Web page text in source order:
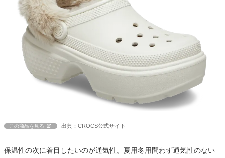
この商品を見る 出典：CROCS公式サイト
保温性の次に着目したいのが通気性。夏用冬用問わず通気性のない